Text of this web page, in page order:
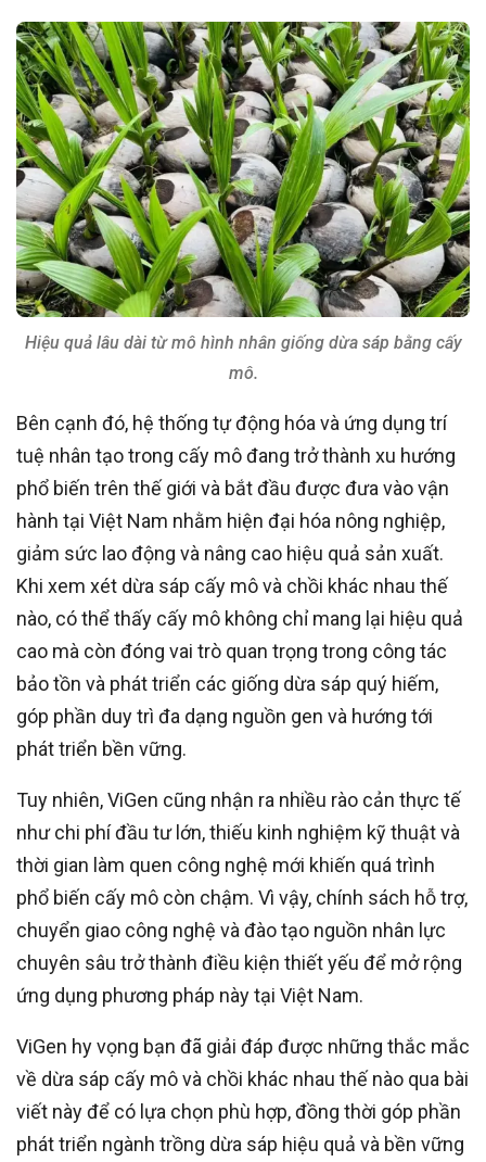
Hiệu quả lâu dài từ mô hình nhân giống dừa sáp bằng cấy
mô.
Bên cạnh đó, hệ thống tự động hóa và ứng dụng trí
tuệ nhân tạo trong cấy mô đang trở thành xu hướng
phổ biến trên thế giới và bắt đầu được đưa vào vận
hành tại Việt Nam nhằm hiện đại hóa nông nghiệp,
giảm sức lao động và nâng cao hiệu quả sản xuất.
Khi xem xét dừa sáp cấy mô và chồi khác nhau thế
nào, có thể thấy cấy mô không chỉ mang lại hiệu quả
cao mà còn đóng vai trò quan trọng trong công tác
bảo tồn và phát triển các giống dừa sáp quý hiếm,
góp phần duy trì đa dạng nguồn gen và hướng tới
phát triển bền vững.
Tuy nhiên, ViGen cũng nhận ra nhiều rào cản thực tế
như chi phí đầu tư lớn, thiếu kinh nghiệm kỹ thuật và
thời gian làm quen công nghệ mới khiến quá trình
phổ biến cấy mô còn chậm. Vì vậy, chính sách hỗ trợ,
chuyển giao công nghệ và đào tạo nguồn nhân lực
chuyên sâu trở thành điều kiện thiết yếu để mở rộng
ứng dụng phương pháp này tại Việt Nam.
ViGen hy vọng bạn đã giải đáp được những thắc mắc
về dừa sáp cấy mô và chồi khác nhau thế nào qua bài
viết này để có lựa chọn phù hợp, đồng thời góp phần
phát triển ngành trồng dừa sáp hiệu quả và bền vững